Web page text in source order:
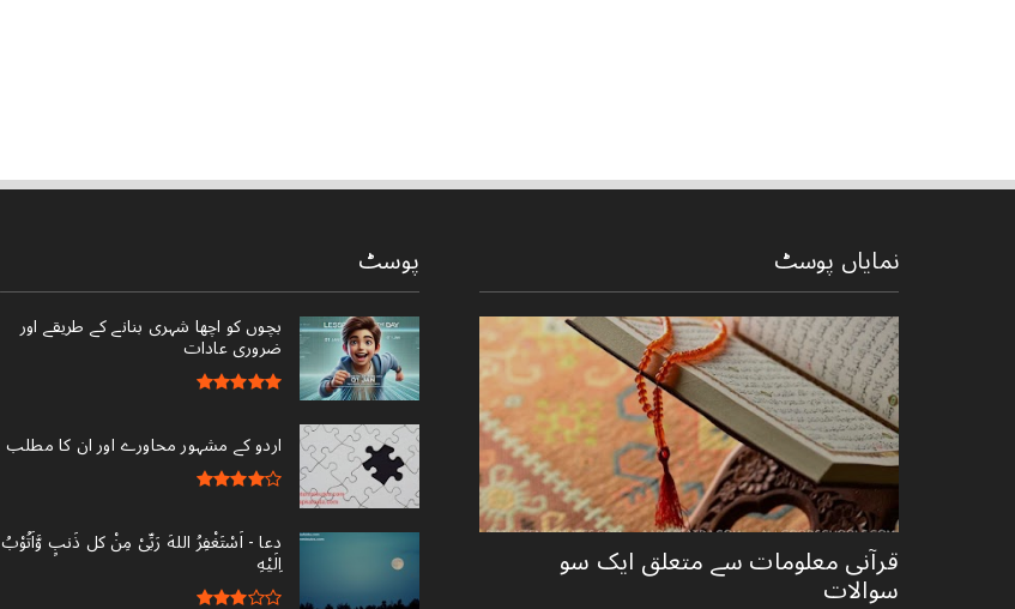
نمایاں پوسٹ
قرآنی ‏معلومات ‏سے ‏متعلق ‏ایک ‏سو
‏سوالات ‏
پوسٹ
بچوں کو اچھا شہری بنانے کے طریقے اور
ضروری عادات
اردو کے مشہور محاورے اور ان کا مطلب
دعا - ‎اَسْتَغْفِرُ اللهَ رَبِّىْ مِنْ کل ذَنبٍ وَّاَتُوْبُ
اِلَيْهِ